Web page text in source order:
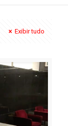
Exibir tudo